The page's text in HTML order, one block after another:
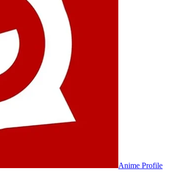
Anime Profile